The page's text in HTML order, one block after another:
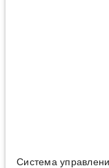
Система